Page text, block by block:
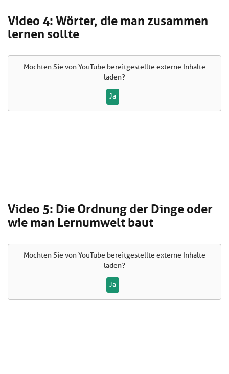
Video 4: Wörter, die man zusammen
lernen sollte
Möchten Sie vonYouTube bereitgestellte externe Inhalte
laden?
Ja
Video 5: Die Ordnung der Dinge oder
wie man Lernumwelt baut
Möchten Sie vonYouTube bereitgestellte externe Inhalte
laden?
Ja